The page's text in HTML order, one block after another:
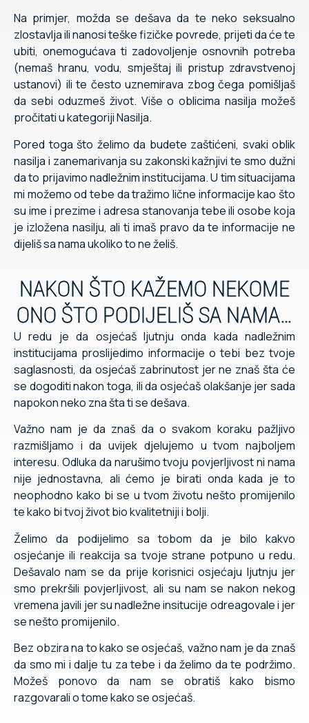
Na primjer, možda se dešava da te neko seksualno
zlostavlja ili nanosi teške fizičke povrede, prijeti da će te
ubiti, onemogućava ti zadovoljenje osnovnih potreba
(nemaš hranu, vodu, smještaj ili pristup zdravstvenoj
ustanovi) ili te često uznemirava zbog čega pomišljaš
da sebi oduzmeš život. Više o oblicima nasilja možeš
pročitati u kategoriji Nasilja.
Pored toga što želimo da budete zaštićeni, svaki oblik
nasilja i zanemarivanja su zakonski kažnjivi te smo dužni
da to prijavimo nadležnim institucijama. U tim situacijama
mi možemo od tebe da tražimo lične informacije kao što
su ime i prezime i adresa stanovanja tebe ili osobe koja
je izložena nasilju, ali ti imaš pravo da te informacije ne
dijeliš sa nama ukoliko to ne želiš.
NAKON ŠTO KAŽEMO NEKOME
ONO ŠTO PODIJELIŠ SA NAMA…
U redu je da osjećaš ljutnju onda kada nadležnim
institucijama proslijedimo informacije o tebi bez tvoje
saglasnosti, da osjećaš zabrinutost jer ne znaš šta će
se dogoditi nakon toga, ili da osjećaš olakšanje jer sada
napokon neko zna šta ti se dešava.
Važno nam je da znaš da o svakom koraku pažljivo
razmišljamo i da uvijek djelujemo u tvom najboljem
interesu. Odluka da narušimo tvoju povjerljivost ni nama
nije jednostavna, ali ćemo je birati onda kada je to
neophodno kako bi se u tvom životu nešto promijenilo
te kako bi tvoj život bio kvalitetniji i bolji.
Želimo da podijelimo sa tobom da je bilo kakvo
osjećanje ili reakcija sa tvoje strane potpuno u redu.
Dešavalo nam se da prije korisnici osjećaju ljutnju jer
smo prekršili povjerljivost, ali su nam se nakon nekog
vremena javili jer su nadležne insitucije odreagovale i jer
se nešto promijenilo.
Bez obzira na to kako se osjećaš, važno nam je da znaš
da smo mi i dalje tu za tebe i da želimo da te podržimo.
Možeš ponovo da nam se obratiš kako bismo
razgovarali o tome kako se osjećaš.